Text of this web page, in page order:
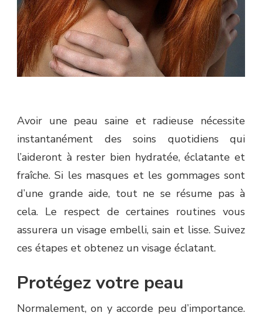
Avoir une peau saine et radieuse nécessite
instantanément des soins quotidiens qui
l’aideront à rester bien hydratée, éclatante et
fraîche. Si les masques et les gommages sont
d’une grande aide, tout ne se résume pas à
cela. Le respect de certaines routines vous
assurera un visage embelli, sain et lisse. Suivez
ces étapes et obtenez un visage éclatant.
Protégez votre peau
Normalement, on y accorde peu d’importance.